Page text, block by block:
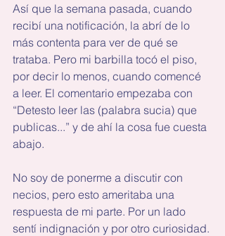
Así que la semana pasada, cuando
recibí una notificación, la abrí de lo
más contenta para ver de qué se
trataba. Pero mi barbilla tocó el piso,
por decir lo menos, cuando comencé
a leer. El comentario empezaba con
“Detesto leer las (palabra sucia) que
publicas...” y de ahí la cosa fue cuesta
abajo.
No soy de ponerme a discutir con
necios, pero esto ameritaba una
respuesta de mi parte. Por un lado
sentí indignación y por otro curiosidad.